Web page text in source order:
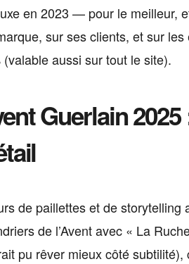
en 2023 — pour le meilleur,
sur ses clients, et sur
aussi sur tout le site).
Guerlain
de paillettes et de storytelling
de l’Avent avec « La
pu rêver mieux côté subtilité),